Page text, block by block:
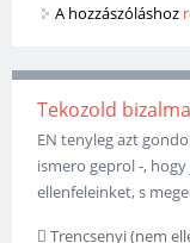
A hozzászóláshoz
Tekozold
EN tenyleg azt
ismero geprol -,
ellenfeleinket, s
Trencsenyi (nem